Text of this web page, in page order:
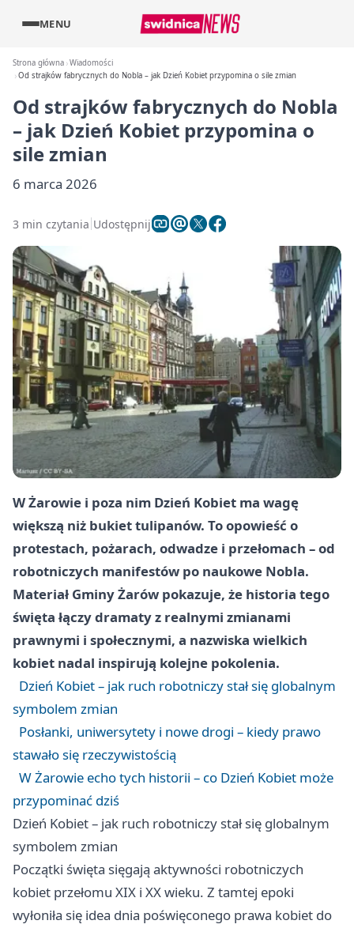
MENU
Strona główna Wiadomości
Od strajków fabrycznych do Nobla – jak Dzień Kobiet przypomina o sile zmian
Od strajków fabrycznych do Nobla
– jak Dzień Kobiet przypomina o
sile zmian
6 marca 2026
3 min czytania Udostępnij
W Żarowie i poza nim Dzień Kobiet ma wagę
większą niż bukiet tulipanów. To opowieść o
protestach, pożarach, odwadze i przełomach – od
robotniczych manifestów po naukowe Nobla.
Materiał Gminy Żarów pokazuje, że historia tego
święta łączy dramaty z realnymi zmianami
prawnymi i społecznymi, a nazwiska wielkich
kobiet nadal inspirują kolejne pokolenia.
Dzień Kobiet – jak ruch robotniczy stał się globalnym
symbolem zmian
Posłanki, uniwersytety i nowe drogi – kiedy prawo
stawało się rzeczywistością
W Żarowie echo tych historii – co Dzień Kobiet może
przypominać dziś
Dzień Kobiet – jak ruch robotniczy stał się globalnym
symbolem zmian
Początki święta sięgają aktywności robotniczych
kobiet przełomu XIX i XX wieku. Z tamtej epoki
wyłoniła się idea dnia poświęconego prawa kobiet do